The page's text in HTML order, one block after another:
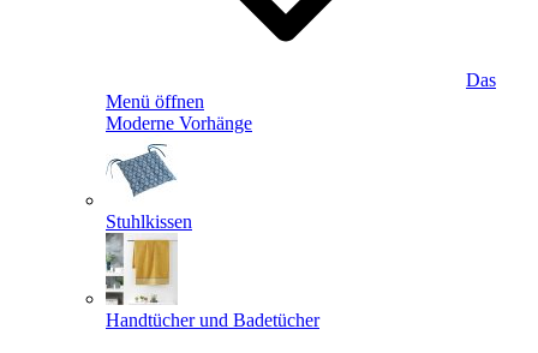
Das
Menü öffnen
Moderne Vorhänge
Stuhlkissen
Handtücher und Badetücher